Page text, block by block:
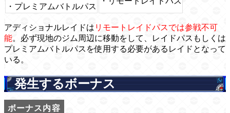
・プレミアムバトルパス
アディショナルレイドは リモートレイドパスでは参戦不可
能。必ず現地のジム周辺に移動をして、レイドパスもしくは
プレミアムバトルパスを使用する必要があるレイドとなって
いる。
発生するボーナス